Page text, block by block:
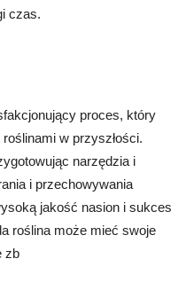
czas.
proces, który
w przyszłości.
narzędzia i
i przechowywania
jakość nasion i sukces
roślina może mieć swoje
zb